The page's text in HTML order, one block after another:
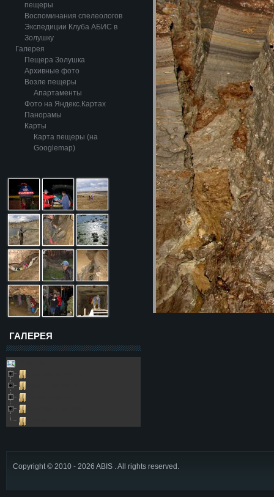
пещеры
Воспоминания спелеологов
Экспедиции Клуба АБИС в
Золушку
Галерея
Пещера Золушка
Архивные фото
Возле пещеры
Апартаменты
Фото на Яндекс.Картах
Панорамы
Карты
Карта пещеры (на
Googlemap)
ГАЛЕРЕЯ
Copyright © 2010 - 2026 ABIS . All rights reserved.